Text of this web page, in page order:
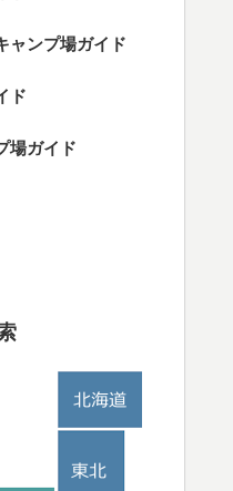
ャンプ場ガイド
ド
場ガイド